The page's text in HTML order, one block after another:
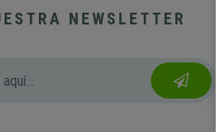
NEWSLETTER